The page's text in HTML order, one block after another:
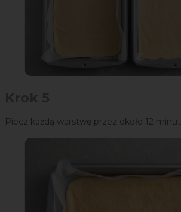
Piecz każdą warstwę przez około 12 minut.